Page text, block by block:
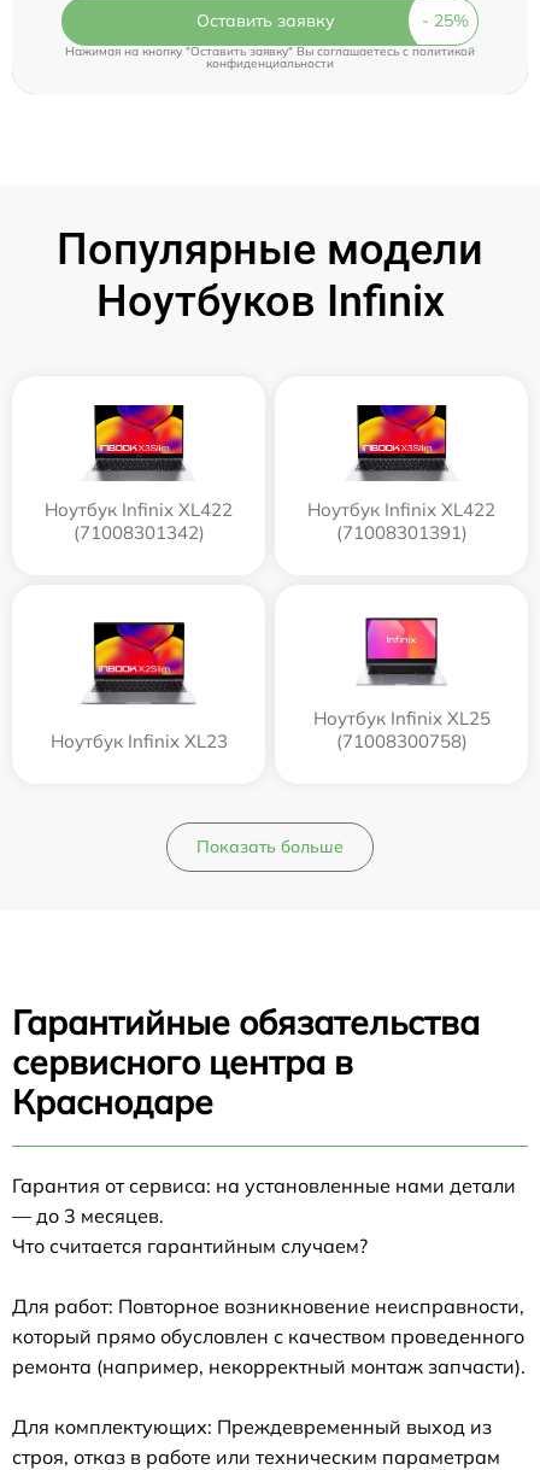
Оставить заявку
Нажимая на кнопку "Оставить заявку" Вы соглашаетесь cполитикой
конфиденциальности
Популярные модели
Ноутбуков Infinix
Ноутбук Infinix XL422
(71008301342)
Ноутбук Infinix XL422
(71008301391)
Ноутбук Infinix XL23
Ноутбук Infinix XL25
(71008300758)
Показать больше
Гарантийные обязательства
сервисного центра в
Краснодаре
Гарантия от сервиса: на установленные нами детали
— до 3 месяцев.
Что считается гарантийным случаем?
Для работ: Повторное возникновение неисправности,
который прямо обусловлен с качеством проведенного
ремонта (например, некорректный монтаж запчасти).
Для комплектующих: Преждевременный выход из
строя, отказ в работе или техническим параметрам